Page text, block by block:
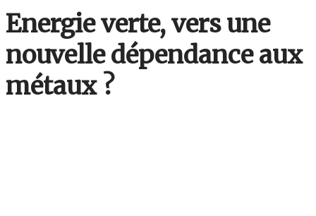
Energie verte, vers une
nouvelle dépendance aux
métaux ?